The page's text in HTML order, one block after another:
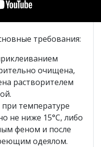
требования:
очищена,
растворителем
температуре
не ниже 15°С, либо
феном и после
одеялом.